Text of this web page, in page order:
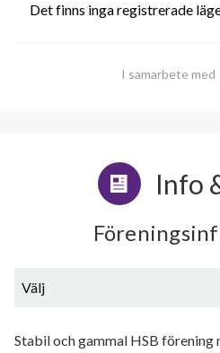
Det finns inga registrerade
I samarbete med
Info
Välj
Stabil och gammal HSB förening